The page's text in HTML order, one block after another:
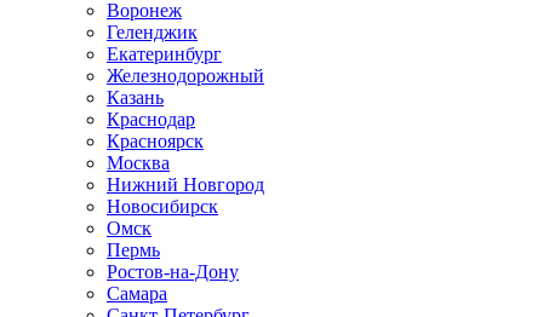
Воронеж
Геленджик
Екатеринбург
Железнодорожный
Казань
Краснодар
Красноярск
Москва
Нижний Новгород
Новосибирск
Омск
Пермь
Ростов-на-Дону
Самара